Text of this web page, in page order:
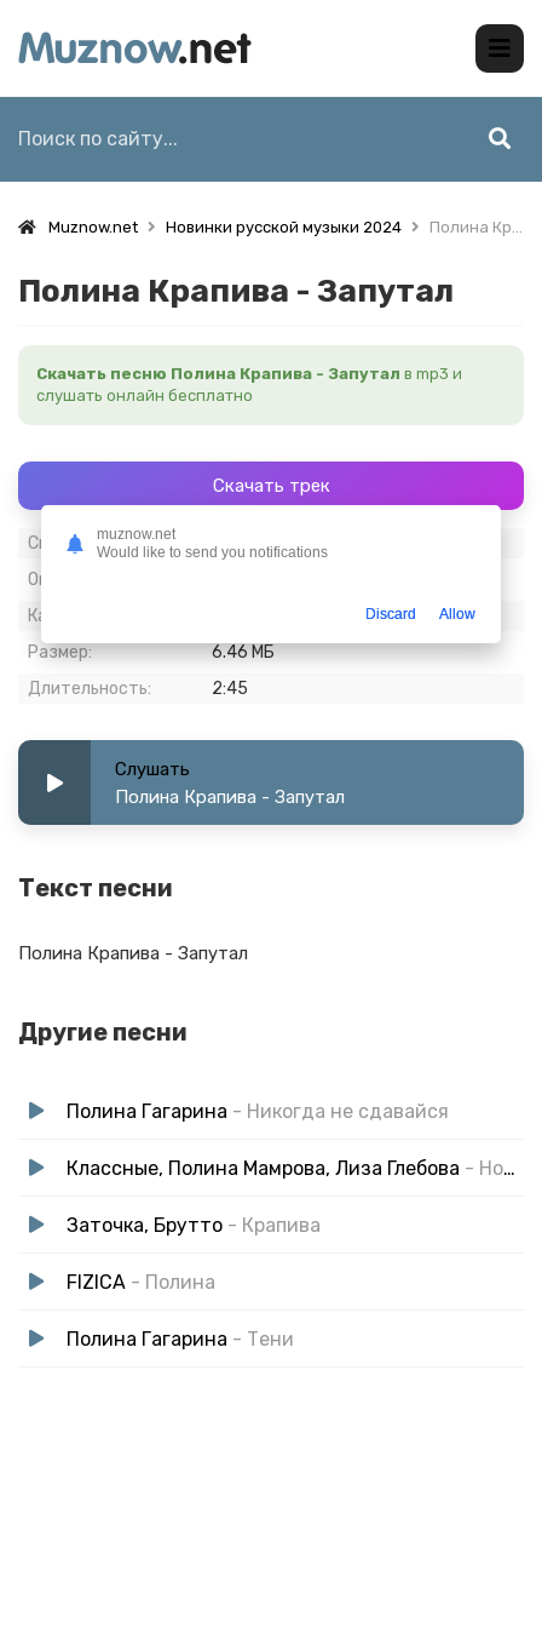
Muznow.net Новинки русской музыки 2024 Полина Крапива - Запутал
Полина Крапива - Запутал
Скачать песню Полина Крапива - Запутал в mp3 и
слушать онлайн бесплатно
Скачать трек
Скачиваний:
485
Опубликовано:
Качество:
Размер:
6.46 МБ
Длительность:
2:45
Слушать
Полина Крапива - Запутал
Текст песни
Полина Крапива - Запутал
Другие песни
Полина Гагарина - Никогда не сдавайся
Классные, Полина Мамрова, Лиза Глебова - Новый Год
Заточка, Брутто - Крапива
FIZICA - Полина
Полина Гагарина - Тени
muznow.net
Would like to send you notifications
Discard Allow